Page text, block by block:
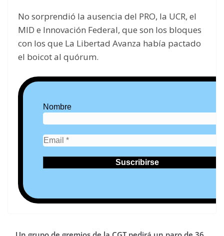
No sorprendió la ausencia del PRO, la UCR, el
MID e Innovación Federal, que son los bloques
con los que La Libertad Avanza había pactado
el boicot al quórum.
Nombre